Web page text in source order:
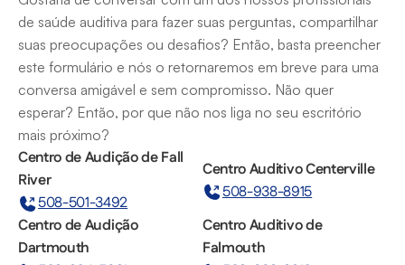
de saúde auditiva para fazer suas perguntas, compartilhar
suas preocupações ou desafios? Então, basta preencher
este formulário e nós o retornaremos em breve para uma
conversa amigável e sem compromisso. Não quer
esperar? Então, por que não nos liga no seu escritório
mais próximo?
Centro de Audição de Fall
River
508-501-3492
Centro Auditivo Centerville
508-938-8915
Centro de Audição
Dartmouth
Centro Auditivo de
Falmouth